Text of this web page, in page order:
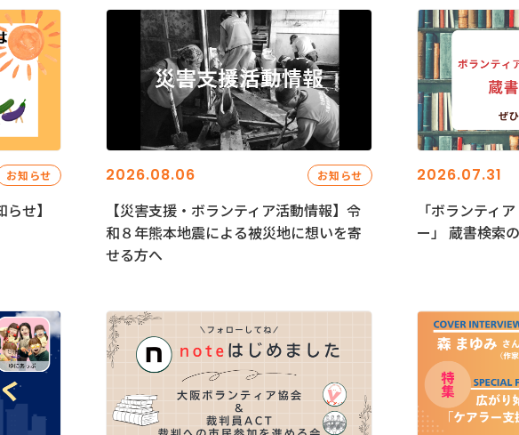
お知らせ
せ】
2026.08.06 お知らせ
【災害支援・ボランティア活動情報】令
和８年熊本地震による被災地に想いを寄
せる方へ
2026.07.31
「ボランティ
ー」 蔵書検索